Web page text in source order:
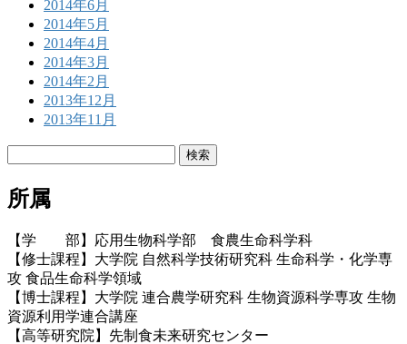
2014年6月
2014年5月
2014年4月
2014年3月
2014年2月
2013年12月
2013年11月
所属
【学 部】応用生物科学部 食農生命科学科
【修士課程】大学院 自然科学技術研究科 生命科学・化学専
攻 食品生命科学領域
【博士課程】大学院 連合農学研究科 生物資源科学専攻 生物
資源利用学連合講座
【高等研究院】先制食未来研究センター